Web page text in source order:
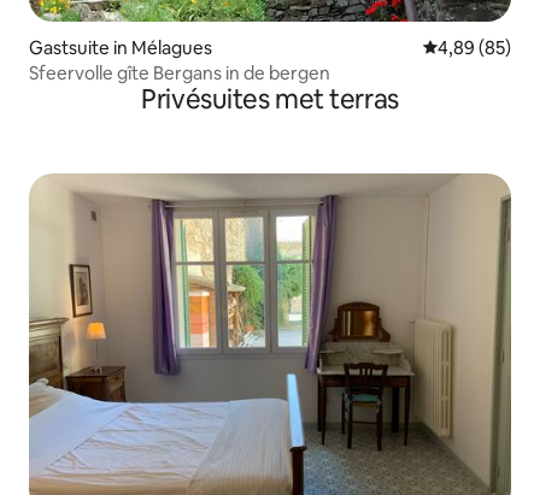
Gastsuite in Mélagues Gemiddelde
4,89 (85)
Sfeervolle gîte Bergans in de bergen
Privésuites met terras